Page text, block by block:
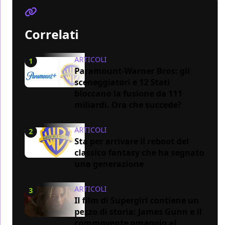
Correlati
1 ARTICOLI
Paramount-Warner Bros: gli
sceneggiatori e 12 Stati
2 ARTICOLI
Sta per arrivare il reboot del
classico fantasy che ha segnato
3 ARTICOLI
Il film di Supergirl contiene un
pezzo di storia: James Gunn e il